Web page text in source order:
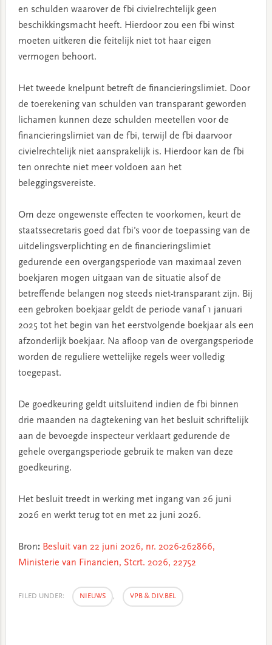
en schulden waarover de fbi civielrechtelijk geen
beschikkingsmacht heeft. Hierdoor zou een fbi winst
moeten uitkeren die feitelijk niet tot haar eigen
vermogen behoort.
Het tweede knelpunt betreft de financieringslimiet. Door
de toerekening van schulden van transparant geworden
lichamen kunnen deze schulden meetellen voor de
financieringslimiet van de fbi, terwijl de fbi daarvoor
civielrechtelijk niet aansprakelijk is. Hierdoor kan de fbi
ten onrechte niet meer voldoen aan het
beleggingsvereiste.
Om deze ongewenste effecten te voorkomen, keurt de
staatssecretaris goed dat fbi’s voor de toepassing van de
uitdelingsverplichting en de financieringslimiet
gedurende een overgangsperiode van maximaal zeven
boekjaren mogen uitgaan van de situatie alsof de
betreffende belangen nog steeds niet-transparant zijn. Bij
een gebroken boekjaar geldt de periode vanaf 1 januari
2025 tot het begin van het eerstvolgende boekjaar als een
afzonderlijk boekjaar. Na afloop van de overgangsperiode
worden de reguliere wettelijke regels weer volledig
toegepast.
De goedkeuring geldt uitsluitend indien de fbi binnen
drie maanden na dagtekening van het besluit schriftelijk
aan de bevoegde inspecteur verklaart gedurende de
gehele overgangsperiode gebruik te maken van deze
goedkeuring.
Het besluit treedt in werking met ingang van 26 juni
2026 en werkt terug tot en met 22 juni 2026.
Bron: Besluit van 22 juni 2026, nr. 2026-262866,
Ministerie van Financien, Stcrt. 2026, 22752
FILED UNDER: NIEUWS , VPB & DIV.BEL